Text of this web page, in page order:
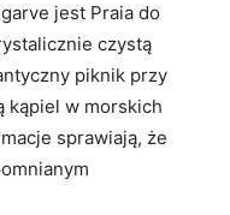
jest Praia do
czystą
piknik przy
kąpiel w morskich
sprawiają, że